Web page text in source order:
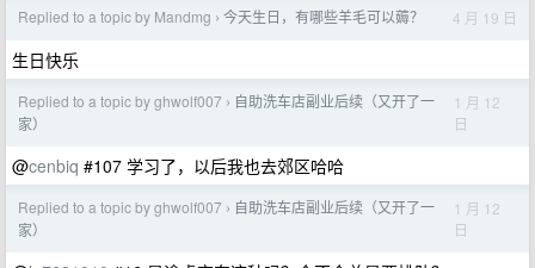
Replied to a topic by Mandmg › 今天生日，有哪些羊毛可以薅？ 4 月 19 日
生日快乐
Replied to a topic by ghwolf007 › 自助洗车店副业后续（又开了一
家）
1 月 12
日
@cenbiq #107 学习了，以后我也去郊区哈哈
Replied to a topic by ghwolf007 › 自助洗车店副业后续（又开了一
家）
1 月 12
日